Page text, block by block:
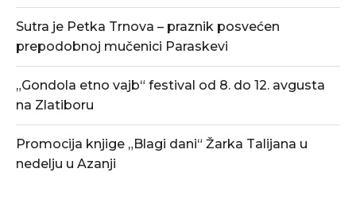
Sutra je Petka Trnova – praznik posvećen
prepodobnoj mučenici Paraskevi
„Gondola etno vajb“ festival od 8. do 12. avgusta
na Zlatiboru
Promocija knjige „Blagi dani“ Žarka Talijana u
nedelju u Azanji